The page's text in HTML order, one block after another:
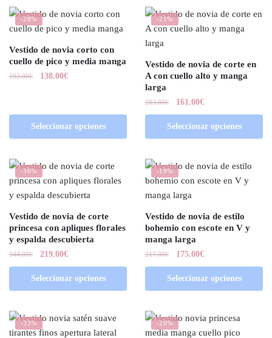
-28%
Vestido de novia corto con
cuello de pico y media manga
192.00€ 138.00€
Seleccionar opciones
-21%
Vestido de novia de corte en
A con cuello alto y manga
larga
203.00€ 161.00€
Seleccionar opciones
-36%
Vestido de novia de corte
princesa con apliques florales
y espalda descubierta
344.00€ 219.00€
Seleccionar opciones
-19%
Vestido de novia de estilo
bohemio con escote en V y
manga larga
217.00€ 175.00€
Seleccionar opciones
-33% -20%